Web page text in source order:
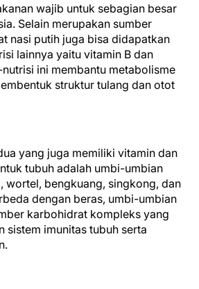
wajib untuk sebagian besar
Selain merupakan sumber
nasi putih juga bisa didapatkan
lainnya yaitu vitamin B dan
ini membantu metabolisme
struktur tulang dan otot
yang juga memiliki vitamin dan
tubuh adalah umbi-umbian
wortel, bengkuang, singkong, dan
dengan beras, umbi-umbian
karbohidrat kompleks yang
sistem imunitas tubuh serta